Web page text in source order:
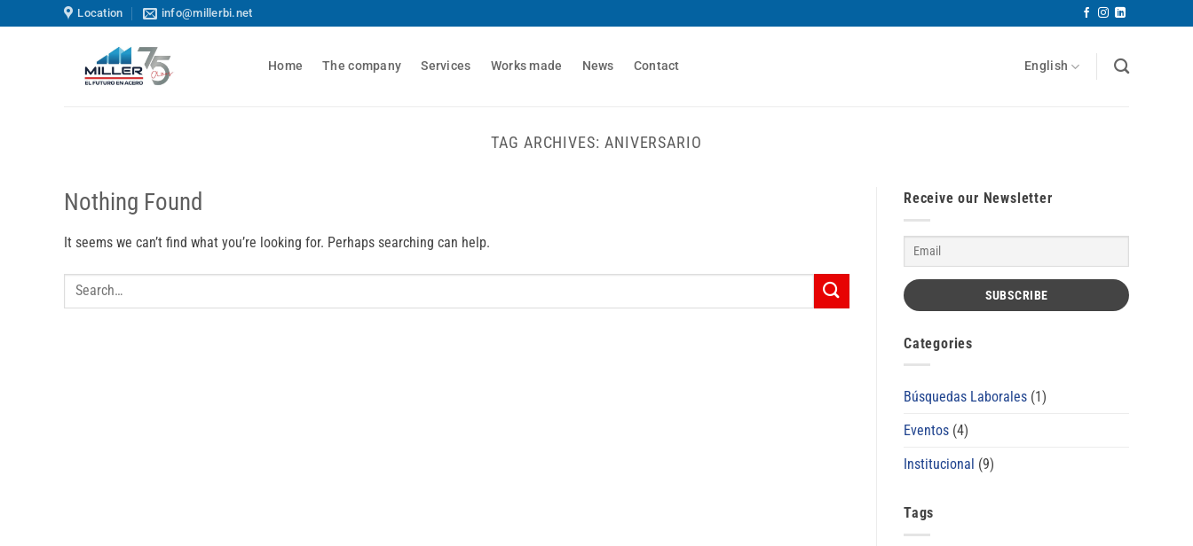
to
Location info@millerbi.net
Home The company Services Works made News Contact English
TAG ARCHIVES: ANIVERSARIO
Nothing Found
It seems we can’t find what you’re looking for. Perhaps searching can help.
Receive our Newsletter
Categories
Búsquedas Laborales (1)
Eventos (4)
Institucional (9)
Tags